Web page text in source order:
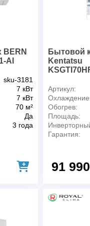
M/H), дБ(А)
30/
62
блоки), кг
блоки), кг
17/
(ШхВхГ), мм
мм
3/8
BERN
AI
sku-3181
7 кВт
7 кВт
70 м²
Да
3 года
Бытовой
Kentatsu
Артикул:
Обогрев:
Площадь:
Гарантия:
91